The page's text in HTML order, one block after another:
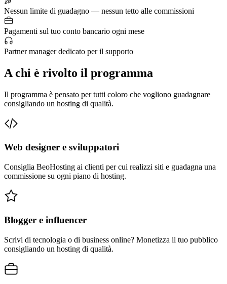
Nessun limite di guadagno — nessun tetto alle commissioni
Pagamenti sul tuo conto bancario ogni mese
Partner manager dedicato per il supporto
A chi è rivolto il programma
Il programma è pensato per tutti coloro che vogliono guadagnare
consigliando un hosting di qualità.
Web designer e sviluppatori
Consiglia BeoHosting ai clienti per cui realizzi siti e guadagna una
commissione su ogni piano di hosting.
Blogger e influencer
Scrivi di tecnologia o di business online? Monetizza il tuo pubblico
consigliando un hosting di qualità.